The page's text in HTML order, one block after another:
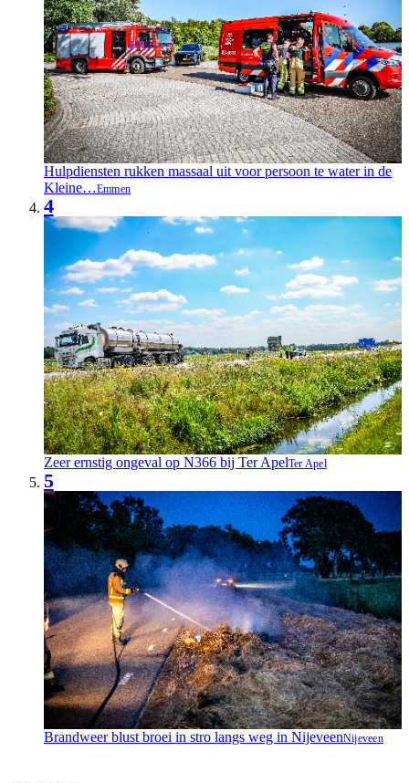
Hulpdiensten rukken massaal uit voor persoon te water in de
Kleine…Emmen
4
Zeer ernstig ongeval op N366 bij Ter ApelTer Apel
5
Brandweer blust broei in stro langs weg in NijeveenNijeveen